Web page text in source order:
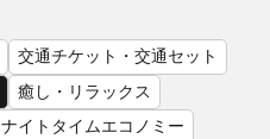
交通チケット・交通セット
癒し・リラックス
ナイトタイムエコノミー